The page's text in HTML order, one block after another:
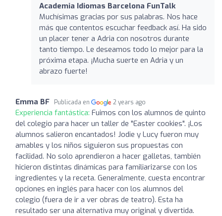
Academia Idiomas Barcelona FunTalk
Muchísimas gracias por sus palabras. Nos hace
más que contentos escuchar feedback así. Ha sido
un placer tener a Adria con nosotros durante
tanto tiempo. Le deseamos todo lo mejor para la
próxima etapa. ¡Mucha suerte en Adria y un
abrazo fuerte!
Emma BF Publicada en 2 years ago
Experiencia fantástica: Fuimos con los alumnos de quinto
del colegio para hacer un taller de "Easter cookies". ¡Los
alumnos salieron encantados! Jodie y Lucy fueron muy
amables y los niños siguieron sus propuestas con
facilidad. No solo aprendieron a hacer galletas, también
hicieron distintas dinámicas para familiarizarse con los
ingredientes y la receta. Generalmente, cuesta encontrar
opciones en inglés para hacer con los alumnos del
colegio (fuera de ir a ver obras de teatro). Esta ha
resultado ser una alternativa muy original y divertida.